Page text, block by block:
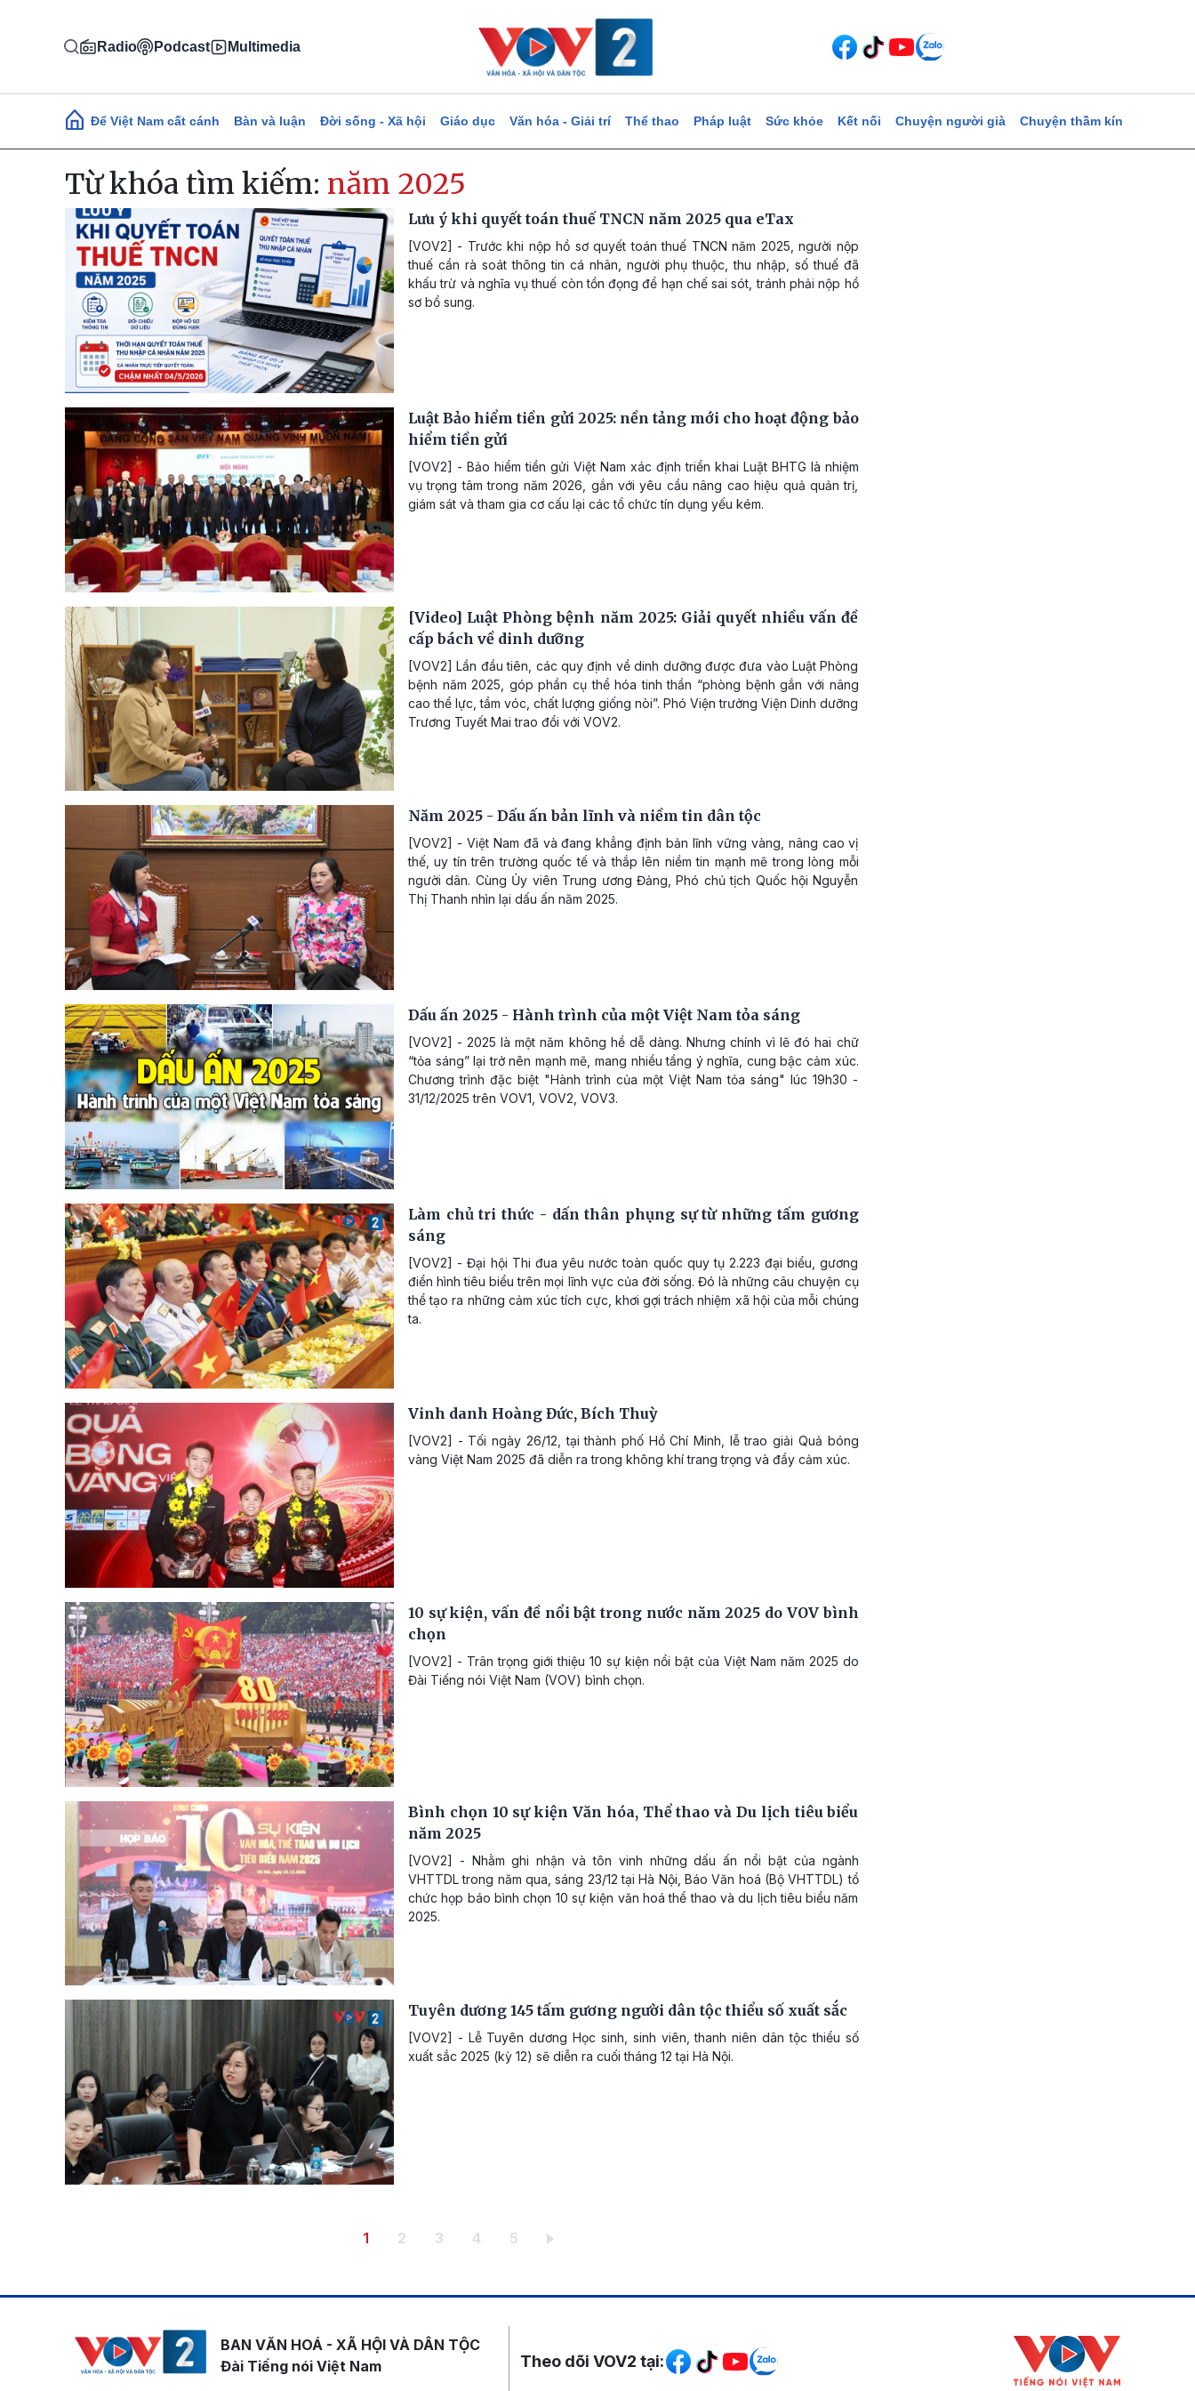
Radio Podcast Multimedia
Main navigation
Để Việt Nam cất cánh Bàn và luận Đời sống - Xã hội Giáo dục Văn hóa - Giải trí Thể thao Pháp luật Sức khỏe Kết nối Chuyện người già Chuyện thầm kín
Từ khóa tìm kiếm: năm 2025
Lưu ý khi quyết toán thuế TNCN năm 2025 qua eTax
[VOV2] - Trước khi nộp hồ sơ quyết toán thuế TNCN năm 2025, người nộp
thuế cần rà soát thông tin cá nhân, người phụ thuộc, thu nhập, số thuế đã
khấu trừ và nghĩa vụ thuế còn tồn đọng để hạn chế sai sót, tránh phải nộp hồ
sơ bổ sung.
Luật Bảo hiểm tiền gửi 2025: nền tảng mới cho hoạt động bảo
hiểm tiền gửi
[VOV2] - Bảo hiểm tiền gửi Việt Nam xác định triển khai Luật BHTG là nhiệm
vụ trọng tâm trong năm 2026, gắn với yêu cầu nâng cao hiệu quả quản trị,
giám sát và tham gia cơ cấu lại các tổ chức tín dụng yếu kém.
[Video] Luật Phòng bệnh năm 2025: Giải quyết nhiều vấn đề
cấp bách về dinh dưỡng
[VOV2] Lần đầu tiên, các quy định về dinh dưỡng được đưa vào Luật Phòng
bệnh năm 2025, góp phần cụ thể hóa tinh thần “phòng bệnh gắn với nâng
cao thể lực, tầm vóc, chất lượng giống nòi”. Phó Viện trưởng Viện Dinh dưỡng
Trương Tuyết Mai trao đổi với VOV2.
Năm 2025 - Dấu ấn bản lĩnh và niềm tin dân tộc
[VOV2] - Việt Nam đã và đang khẳng định bản lĩnh vững vàng, nâng cao vị
thế, uy tín trên trường quốc tế và thắp lên niềm tin mạnh mẽ trong lòng mỗi
người dân. Cùng Ủy viên Trung ương Đảng, Phó chủ tịch Quốc hội Nguyễn
Thị Thanh nhìn lại dấu ấn năm 2025.
Dấu ấn 2025 - Hành trình của một Việt Nam tỏa sáng
[VOV2] - 2025 là một năm không hề dễ dàng. Nhưng chính vì lẽ đó hai chữ
“tỏa sáng” lại trở nên mạnh mẽ, mang nhiều tầng ý nghĩa, cung bậc cảm xúc.
Chương trình đặc biệt "Hành trình của một Việt Nam tỏa sáng" lúc 19h30 -
31/12/2025 trên VOV1, VOV2, VOV3.
Làm chủ tri thức - dấn thân phụng sự từ những tấm gương
sáng
[VOV2] - Đại hội Thi đua yêu nước toàn quốc quy tụ 2.223 đại biểu, gương
điển hình tiêu biểu trên mọi lĩnh vực của đời sống. Đó là những câu chuyện cụ
thể tạo ra những cảm xúc tích cực, khơi gợi trách nhiệm xã hội của mỗi chúng
ta.
Vinh danh Hoàng Đức, Bích Thuỳ
[VOV2] - Tối ngày 26/12, tại thành phố Hồ Chí Minh, lễ trao giải Quả bóng
vàng Việt Nam 2025 đã diễn ra trong không khí trang trọng và đầy cảm xúc.
10 sự kiện, vấn đề nổi bật trong nước năm 2025 do VOV bình
chọn
[VOV2] - Trân trọng giới thiệu 10 sự kiện nổi bật của Việt Nam năm 2025 do
Đài Tiếng nói Việt Nam (VOV) bình chọn.
Bình chọn 10 sự kiện Văn hóa, Thể thao và Du lịch tiêu biểu
năm 2025
[VOV2] - Nhằm ghi nhận và tôn vinh những dấu ấn nổi bật của ngành
VHTTDL trong năm qua, sáng 23/12 tại Hà Nội, Báo Văn hoá (Bộ VHTTDL) tổ
chức họp báo bình chọn 10 sự kiện văn hoá thể thao và du lịch tiêu biểu năm
2025.
Tuyên dương 145 tấm gương người dân tộc thiểu số xuất sắc
[VOV2] - Lễ Tuyên dương Học sinh, sinh viên, thanh niên dân tộc thiểu số
xuất sắc 2025 (kỳ 12) sẽ diễn ra cuối tháng 12 tại Hà Nội.
Trang hiện thời
1 Trang
2 Trang
3 Trang
4 Trang
5
BAN VĂN HOÁ - XÃ HỘI VÀ DÂN TỘC
Đài Tiếng nói Việt Nam
Mạng xã hội
Theo dõi VOV2 tại: